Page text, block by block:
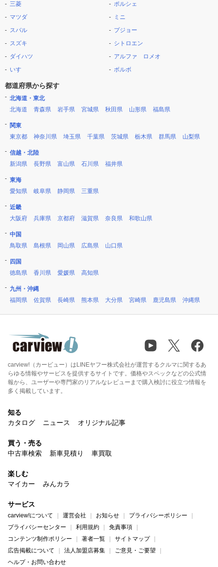
三菱
マツダ
スバル
スズキ
ダイハツ
いすゞ
ポルシェ
ミニ
プジョー
シトロエン
アルファ ロメオ
ボルボ
都道府県から探す
北海道・東北
北海道
青森県 岩手県 宮城県 秋田県 山形県 福島県
関東
東京都
神奈川県 埼玉県 千葉県 茨城県 栃木県 群馬県 山梨県
信越・北陸
新潟県
長野県 富山県 石川県 福井県
東海
愛知県
岐阜県 静岡県 三重県
近畿
大阪府
兵庫県 京都府 滋賀県 奈良県 和歌山県
中国
鳥取県
島根県 岡山県 広島県 山口県
四国
徳島県
香川県 愛媛県 高知県
九州・沖縄
福岡県
佐賀県 長崎県 熊本県 大分県 宮崎県 鹿児島県 沖縄県
carview!（カービュー）はLINEヤフー株式会社が運営するクルマに関するあ
らゆる情報やサービスを提供するサイトです。価格やスペックなどの公式情
報から、ユーザーや専門家のリアルなレビューまで購入検討に役立つ情報を
多く掲載しています。
知る
カタログ
ニュース オリジナル記事
買う・売る
中古車検索
新車見積り 車買取
楽しむ
マイカー
みんカラ
サービス
carview!について 運営会社 お知らせ
プライバシーポリシー
プライバシーセンター
利用規約
免責事項
コンテンツ制作ポリシー
著者一覧
サイトマップ
広告掲載について
法人加盟店募集
ご意見・ご要望
ヘルプ・お問い合わせ